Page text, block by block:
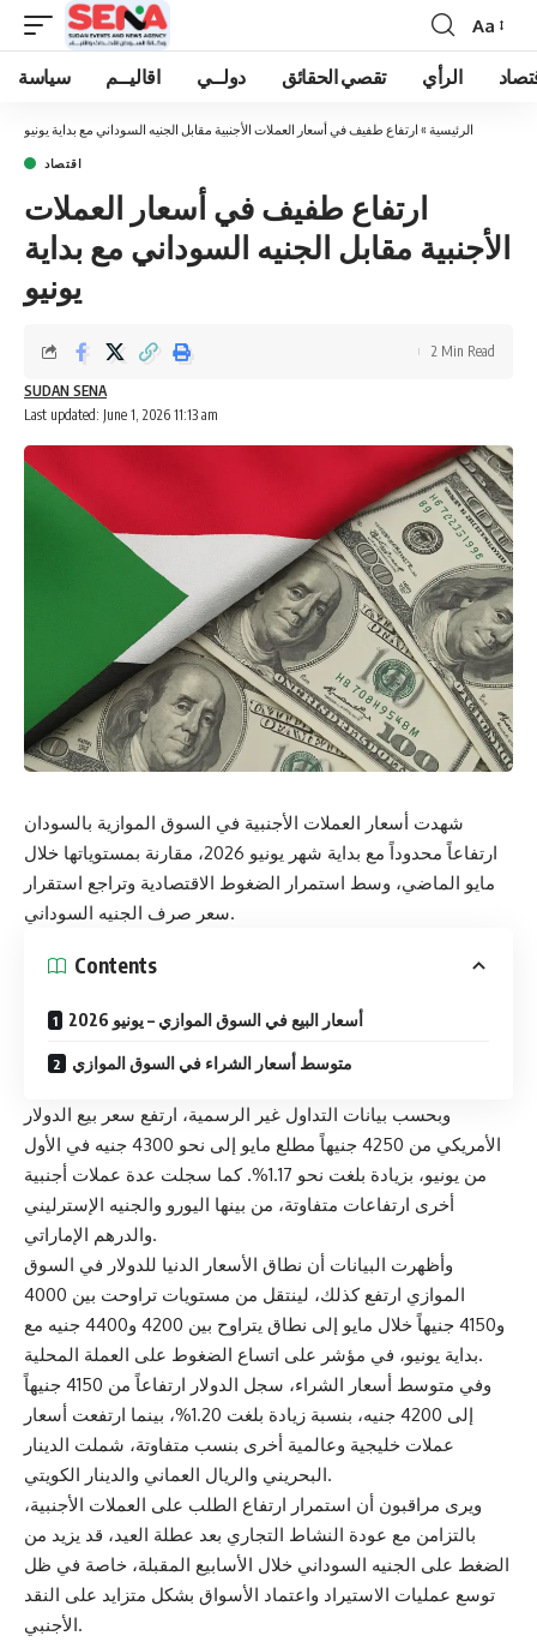
Font
Resizer
Aa
سياسة اقاليــم دولــي تقصي الحقائق الرأي
الرئيسية » ارتفاع طفيف في أسعار العملات الأجنبية مقابل الجنيه السوداني مع بداية يونيو
اقتصاد
ارتفاع طفيف في أسعار العملات
الأجنبية مقابل الجنيه السوداني مع بداية
يونيو
Last updated: June 1, 2026 11:13 am
SUDAN SENA
2 Min Read
شهدت أسعار العملات الأجنبية في السوق الموازية بالسودان
ارتفاعاً محدوداً مع بداية شهر يونيو 2026، مقارنة بمستوياتها خلال
مايو الماضي، وسط استمرار الضغوط الاقتصادية وتراجع استقرار
سعر صرف الجنيه السوداني.
Contents
أسعار البيع في السوق الموازي – يونيو 2026
متوسط أسعار الشراء في السوق الموازي
وبحسب بيانات التداول غير الرسمية، ارتفع سعر بيع الدولار
الأمريكي من 4250 جنيهاً مطلع مايو إلى نحو 4300 جنيه في الأول
من يونيو، بزيادة بلغت نحو 1.17%. كما سجلت عدة عملات أجنبية
أخرى ارتفاعات متفاوتة، من بينها اليورو والجنيه الإسترليني
والدرهم الإماراتي.
وأظهرت البيانات أن نطاق الأسعار الدنيا للدولار في السوق
الموازي ارتفع كذلك، لينتقل من مستويات تراوحت بين 4000
و4150 جنيهاً خلال مايو إلى نطاق يتراوح بين 4200 و4400 جنيه مع
بداية يونيو، في مؤشر على اتساع الضغوط على العملة المحلية.
وفي متوسط أسعار الشراء، سجل الدولار ارتفاعاً من 4150 جنيهاً
إلى 4200 جنيه، بنسبة زيادة بلغت 1.20%، بينما ارتفعت أسعار
عملات خليجية وعالمية أخرى بنسب متفاوتة، شملت الدينار
البحريني والريال العماني والدينار الكويتي.
ويرى مراقبون أن استمرار ارتفاع الطلب على العملات الأجنبية،
بالتزامن مع عودة النشاط التجاري بعد عطلة العيد، قد يزيد من
الضغط على الجنيه السوداني خلال الأسابيع المقبلة، خاصة في ظل
توسع عمليات الاستيراد واعتماد الأسواق بشكل متزايد على النقد
الأجنبي.